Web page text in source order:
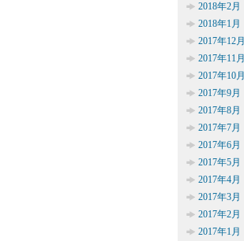
2018年2月
2018年1月
2017年12月
2017年11月
2017年10月
2017年9月
2017年8月
2017年7月
2017年6月
2017年5月
2017年4月
2017年3月
2017年2月
2017年1月